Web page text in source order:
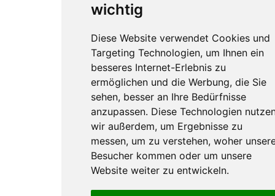
wichtig
Diese Website verwendet Cookies und
Targeting Technologien, um Ihnen ein
besseres Internet-Erlebnis zu
ermöglichen und die Werbung, die Sie
sehen, besser an Ihre Bedürfnisse
anzupassen. Diese Technologien
wir außerdem, um Ergebnisse zu
messen, um zu verstehen, woher
Besucher kommen oder um unsere
Website weiter zu entwickeln.